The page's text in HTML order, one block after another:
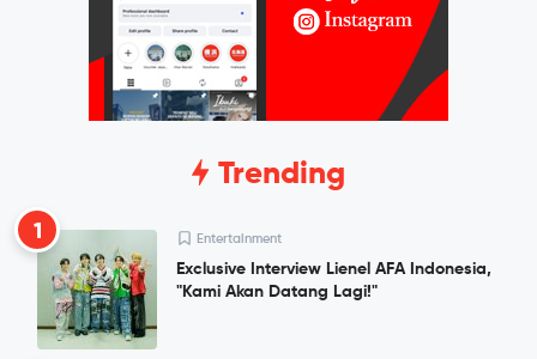
Trending
1 Entertainment
Exclusive Interview Lienel AFA Indonesia,
"Kami Akan Datang Lagi!"